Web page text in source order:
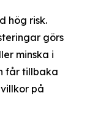
hög risk.
görs
minska i
får tillbaka
på